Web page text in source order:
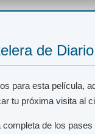
de
para esta película,
tu próxima visita al
de los